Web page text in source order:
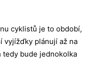
cyklistů je to období,
vyjížďky plánují až na
tedy bude jednokolka